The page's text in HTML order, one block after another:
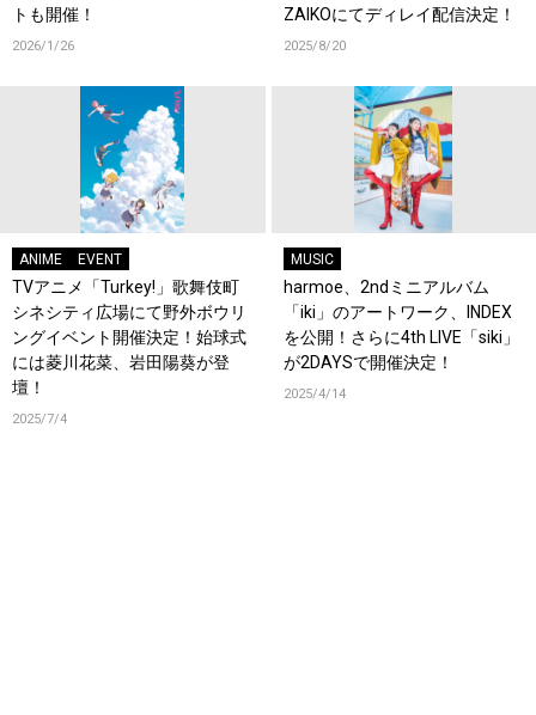
トも開催！
2026/1/26
ZAIKOにてディレイ配信決定！
2025/8/20
ANIME EVENT
TVアニメ「Turkey!」歌舞伎町
シネシティ広場にて野外ボウリ
ングイベント開催決定！始球式
には菱川花菜、岩田陽葵が登
壇！
2025/7/4
MUSIC
harmoe、2ndミニアルバム
「iki」のアートワーク、INDEX
を公開！さらに4th LIVE「siki」
が2DAYSで開催決定！
2025/4/14